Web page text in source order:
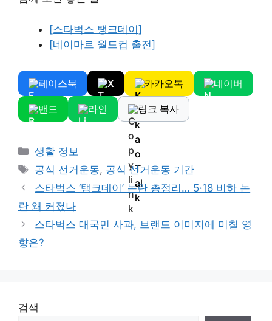
[스타벅스 탱크데이]
[네이마르 월드컵 출전]
페이스북 X 카카오톡 네이버
밴드 라인 링크 복사
Categories
생활 정보
Tags
공식 선거운동, 공식 선거운동 기간
스타벅스 ‘탱크데이’ 논란 총정리… 5·18 비하 논
란 왜 커졌나
스타벅스 대국민 사과, 브랜드 이미지에 미칠 영
향은?
검색